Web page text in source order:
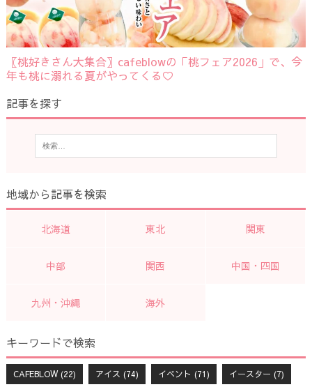
〖桃好きさん大集合〗cafeblowの「桃フェア2026」で、今
年も桃に溺れる夏がやってくる♡
記事を探す
地域から記事を検索
北海道 東北 関東
中部 関西 中国・四国
九州・沖縄 海外
キーワードで検索
CAFEBLOW(22) アイス (74) イベント (71) イースター (7)